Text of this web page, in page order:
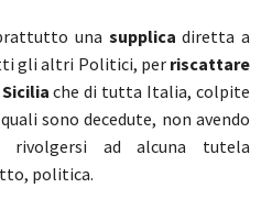
una supplicadiretta a
gli altri Politici, per riscattare
Sicilia che di tutta Italia, colpite
sono decedute, non avendo
ad alcuna tutela
politica.